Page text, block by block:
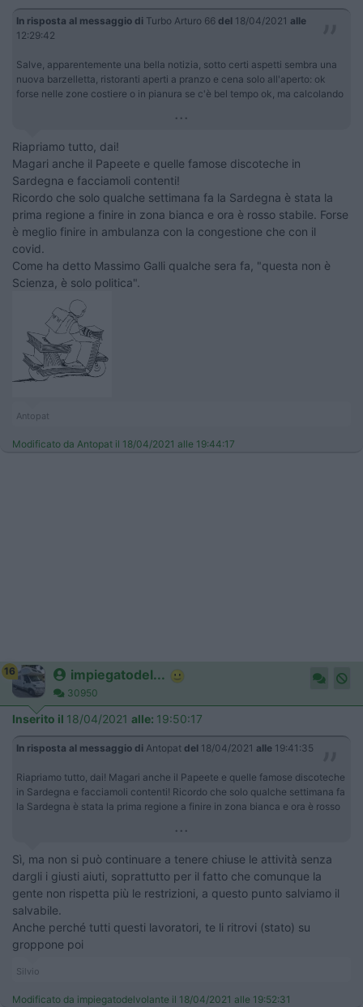
In risposta al messaggio di Turbo Arturo 66 del 18/04/2021 alle
12:29:42
Salve, apparentemente una bella notizia, sotto certi aspetti sembra una
nuova barzelletta, ristoranti aperti a pranzo e cena solo all'aperto: ok
forse nelle zone costiere o in pianura se c'è bel tempo ok, ma calcolando
...
Riapriamo tutto, dai!
Magari anche il Papeete e quelle famose discoteche in
Sardegna e facciamoli contenti!
Ricordo che solo qualche settimana fa la Sardegna è stata la
prima regione a finire in zona bianca e ora è rosso stabile. Forse
è meglio finire in ambulanza con la congestione che con il
covid.
Come ha detto Massimo Galli qualche sera fa, "questa non è
Scienza, è solo politica".
Antopat
Modificato da Antopat il 18/04/2021 alle 19:44:17
16 impiegatodel...
30950
Inserito il 18/04/2021 alle: 19:50:17
In risposta al messaggio di Antopat del 18/04/2021 alle 19:41:35
Riapriamo tutto, dai! Magari anche il Papeete e quelle famose discoteche
in Sardegna e facciamoli contenti! Ricordo che solo qualche settimana fa
la Sardegna è stata la prima regione a finire in zona bianca e ora è rosso
...
Sì, ma non si può continuare a tenere chiuse le attività senza
dargli i giusti aiuti, soprattutto per il fatto che comunque la
gente non rispetta più le restrizioni, a questo punto salviamo il
salvabile.
Anche perché tutti questi lavoratori, te li ritrovi (stato) su
groppone poi
Silvio
Modificato da impiegatodelvolante il 18/04/2021 alle 19:52:31